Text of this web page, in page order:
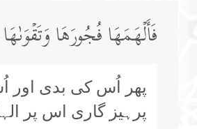
فَأَلۡهَمَهَا فُجُورَهَا وَتَقۡوَىٰهَا
پھر اُس کی بدی اور
پرہیز گاری اس پر